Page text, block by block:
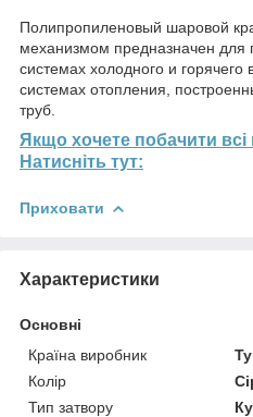
Полипропиленовый шаровой
механизмом предназначен для
системах холодного и
системах отопления,
труб.
Якщо хочете побачити всі
Натисніть тут:
Приховати
Характеристики
Основні
Країна виробник
Колір
Тип затвору